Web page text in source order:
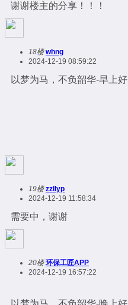
谢谢楼主的分享！！！
18楼 whng
2024-12-19 08:59:22
以梦为马，不负韶华-早上好
19楼 zzllyp
2024-12-19 11:58:34
需要中，谢谢
20楼 环保工匠APP
2024-12-19 16:57:22